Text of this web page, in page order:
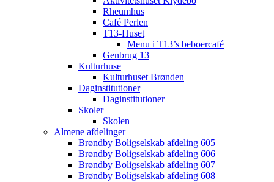
Rheumhus
Café Perlen
T13-Huset
Menu i T13’s beboercafé
Genbrug 13
Kulturhuse
Kulturhuset Brønden
Daginstitutioner
Daginstitutioner
Skoler
Skolen
Almene afdelinger
Brøndby Boligselskab afdeling 605
Brøndby Boligselskab afdeling 606
Brøndby Boligselskab afdeling 607
Brøndby Boligselskab afdeling 608